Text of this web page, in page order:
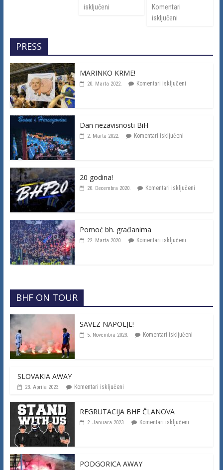
isključeni
Komentari
isključeni
PRESS
MARINKO KRME!
20. Marta 2022. Komentari isključeni
Dan nezavisnosti BiH
2. Marta 2022. Komentari isključeni
20 godina!
20. Decembra 2020. Komentari isključeni
Pomoć bh. građanima
22. Marta 2020. Komentari isključeni
BHF ON TOUR
SAVEZ NAPOLJE!
5. Novembra 2023. Komentari isključeni
SLOVAKIA AWAY
23. Aprila 2023. Komentari isključeni
REGRUTACIJA BHF ČLANOVA
2. Januara 2023. Komentari isključeni
PODGORICA AWAY